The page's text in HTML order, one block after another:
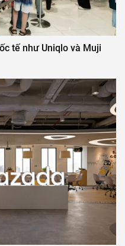
tế như Uniqlo và Muji